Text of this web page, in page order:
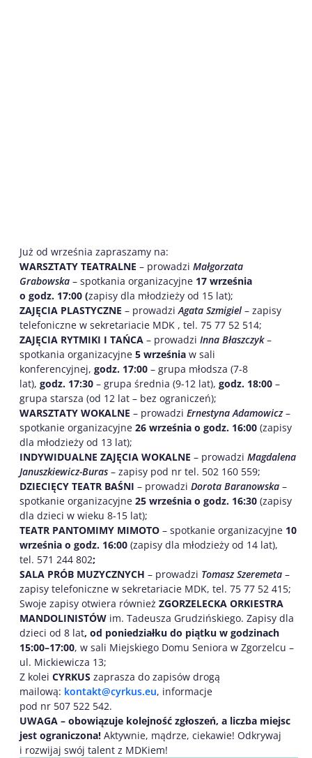
Już od września zapraszamy na:
WARSZTATY TEATRALNE – prowadzi Małgorzata
Grabowska – spotkania organizacyjne 17 września
o godz. 17:00 (zapisy dla młodzieży od 15 lat);
ZAJĘCIA PLASTYCZNE – prowadziAgata Szmigiel – zapisy
telefoniczne w sekretariacie MDK , tel. 75 77 52 514;
ZAJĘCIA RYTMIKI I TAŃCA – prowadzi Inna Błaszczyk–
spotkania organizacyjne 5 września w sali
konferencyjnej, godz. 17:00 – grupa młodsza (7-8
lat), godz. 17:30 – grupa średnia (9-12 lat), godz. 18:00 –
grupa starsza (od 12 lat – bez ograniczeń);
WARSZTATY WOKALNE – prowadzi Ernestyna Adamowicz–
spotkanie organizacyjne 26 września o godz. 16:00 (zapisy
dla młodzieży od 13 lat);
INDYWIDUALNE ZAJĘCIA WOKALNE – prowadzi Magdalena
Januszkiewicz-Buras – zapisy pod nr tel. 502 160 559;
DZIECIĘCY TEATR BAŚNI – prowadzi Dorota Baranowska –
spotkanie organizacyjne 25 września o godz. 16:30 (zapisy
dla dzieci w wieku 8-15 lat);
TEATR PANTOMIMY MIMOTO – spotkanie organizacyjne 10
września o godz. 16:00 (zapisy dla młodzieży od 14 lat),
tel. 571 244 802;
SALA PRÓB MUZYCZNYCH – prowadzi Tomasz Szeremeta –
zapisy telefoniczne w sekretariacie MDK, tel. 75 77 52 415;
Swoje zapisy otwiera również ZGORZELECKA ORKIESTRA
MANDOLINISTÓW im. Tadeusza Grudzińskiego. Zapisy dla
dzieci od 8 lat, od poniedziałku do piątku w godzinach
15:00–17:00, w sali Miejskiego Domu Seniora w Zgorzelcu –
ul. Mickiewicza 13;
Z kolei CYRKUS zaprasza do zapisów drogą
mailową: kontakt@cyrkus.eu, informacje
pod nr 507 522 542.
UWAGA – obowiązuje kolejność zgłoszeń, a liczba miejsc
jest ograniczona! Aktywnie, mądrze, ciekawie! Odkrywaj
i rozwijaj swój talent z MDKiem!